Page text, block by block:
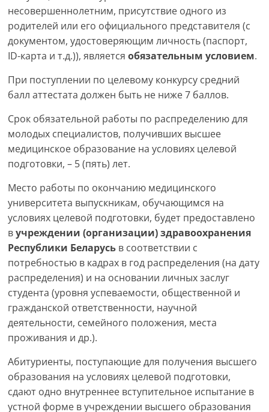
несовершеннолетним, присутствие одного из
родителей или его официального представителя (с
документом, удостоверяющим личность (паспорт,
ID-карта и т.д.)), являетсяобязательным условием.
При поступлении по целевому конкурсу средний
балл аттестата должен быть не ниже 7 баллов.
Срок обязательной работы по распределению для
молодых специалистов, получивших высшее
медицинское образование на условиях целевой
подготовки, – 5 (пять) лет.
Место работы по окончанию медицинского
университета выпускникам, обучающимся на
условиях целевой подготовки, будет предоставлено
вучреждении (организации) здравоохранения
Республики Беларусь в соответствии с
потребностью в кадрах в год распределения (на дату
распределения) и на основании личных заслуг
студента (уровня успеваемости, общественной и
гражданской ответственности, научной
деятельности, семейного положения, места
проживания и др.).
Абитуриенты, поступающие для получения высшего
образования на условиях целевой подготовки,
сдают одно внутреннее вступительное испытание в
устной форме в учреждении высшего образования